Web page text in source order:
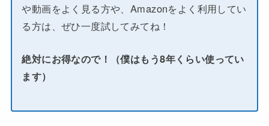
や動画をよく見る方や、Amazonをよく利用してい
る方は、ぜひ一度試してみてね！
絶対にお得なので！（僕はもう8年くらい使ってい
ます）